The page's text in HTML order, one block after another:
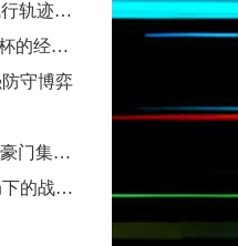
为实证场景”
济版图
守博弈
体遇险
系重构